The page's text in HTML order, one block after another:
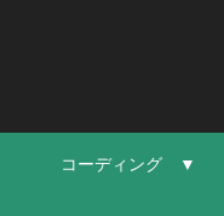
コーディング ▼